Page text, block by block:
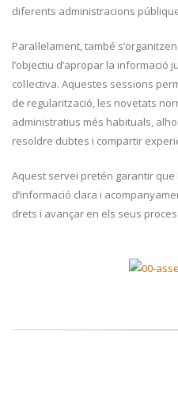
diferents administracions
Paral·lelament, també
l’objectiu d’apropar la informació
col·lectiva. Aquestes sessions
de regularització, les novetats
administratius més habituals,
resoldre dubtes i compartir
Aquest servei pretén garantir
d’informació clara i
drets i avançar en els seus